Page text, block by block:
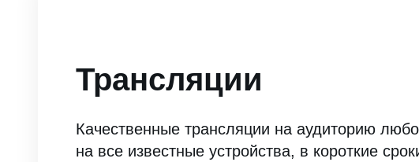
Трансляции
Качественные трансляции на аудиторию
на все известные устройства, в короткие